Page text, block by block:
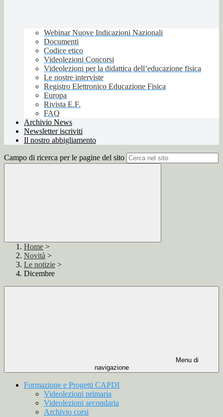
Webinar Nuove Indicazioni Nazionali
Documenti
Codice etico
Videolezioni Concorsi
Videolezioni per la didattica dell’educazione fisica
Le nostre interviste
Registro Elettronico Educazione Fisica
Europa
Rivista E.F.
FAQ
Archivio News
Newsletter iscriviti
Il nostro abbigliamento
Campo di ricerca per le pagine del sito
Home >
Novità >
Le notizie >
Dicembre
Menu di
navigazione
Formazione e Progetti CAPDI
Videolezioni primaria
Videolezioni secondaria
Archivio corsi